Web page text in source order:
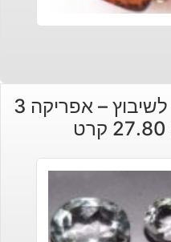
קוורץ קריסטל מלוטש לשיבוץ – אפריקה 3